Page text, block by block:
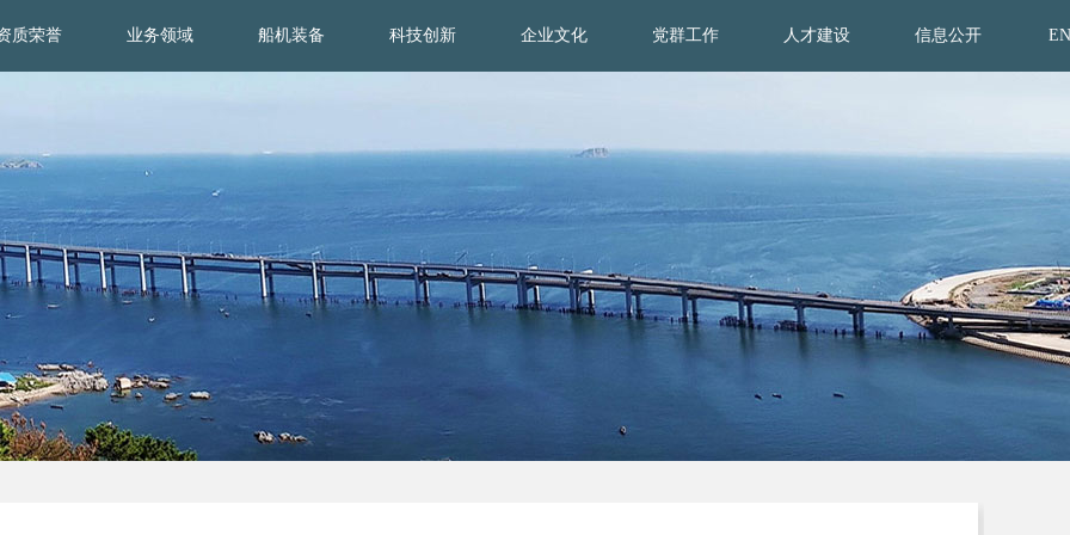
质荣誉 业务领域 船机装备 科技创新 企业文化 党群工作 人才建设 信息公开 EN